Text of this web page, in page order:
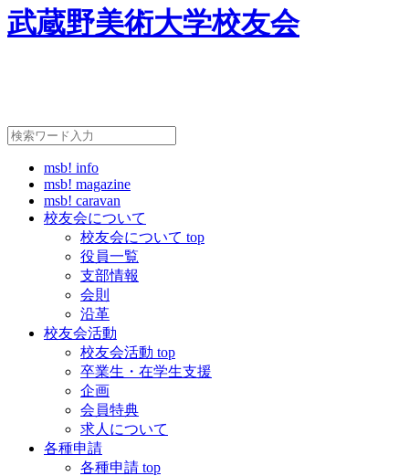
武蔵野美術大学校友会
msb! info
msb! magazine
msb! caravan
校友会について
校友会について top
役員一覧
支部情報
会則
沿革
校友会活動
校友会活動 top
卒業生・在学生支援
企画
会員特典
求人について
各種申請
各種申請 top